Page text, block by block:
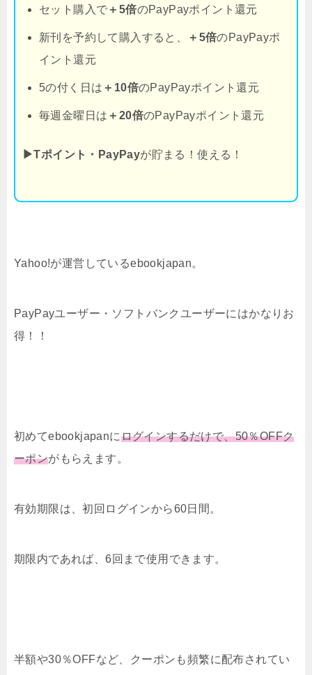
セット購入で ＋5倍のPayPayポイント還元
新刊を予約して購入すると、 ＋5倍のPayPayポ
イント還元
5の付く日は ＋10倍のPayPayポイント還元
毎週金曜日は ＋20倍のPayPayポイント還元
▶Tポイント・PayPayが貯まる！使える！
Yahoo!が運営しているebookjapan。
PayPayユーザー・ソフトバンクユーザーにはかなりお
得！！
初めてebookjapanにログインするだけで、50％OFFク
ーポンがもらえます。
有効期限は、初回ログインから60日間。
期限内であれば、6回まで使用できます。
半額や30％OFFなど、クーポンも頻繁に配布されてい